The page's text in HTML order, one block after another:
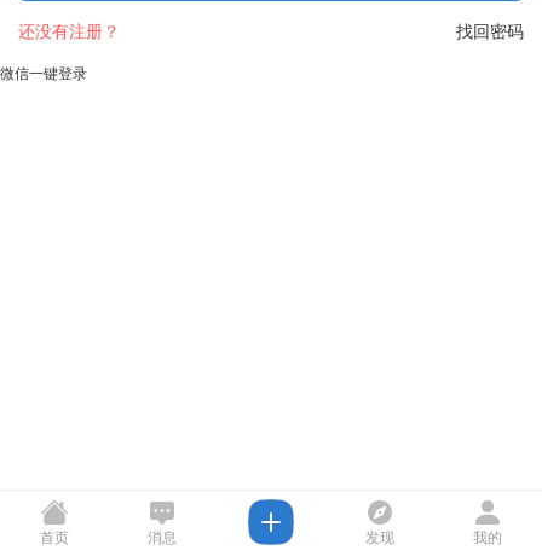
找回密码
还没有注册？
微信一键登录
首页 消息 发现 我的